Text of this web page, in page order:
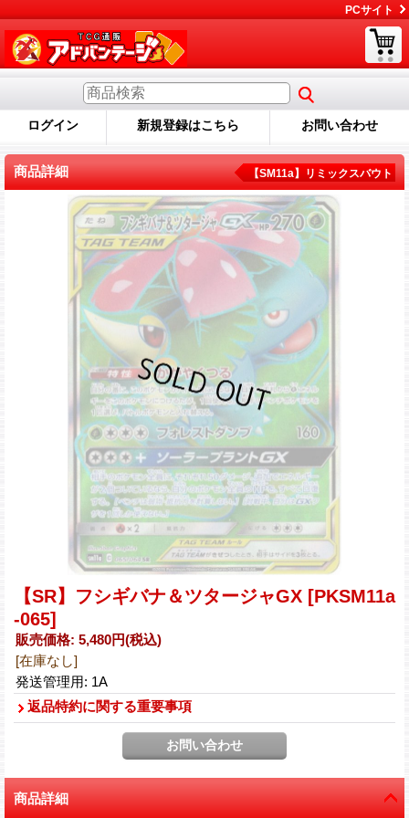
PCサイト
ログイン 新規登録はこちら お問い合わせ
商品詳細 【SM11a】リミックスバウト
【SR】フシギバナ＆ツタージャGX [PKSM11a
-065]
販売価格: 5,480円(税込)
[在庫なし]
発送管理用: 1A
返品特約に関する重要事項
商品詳細